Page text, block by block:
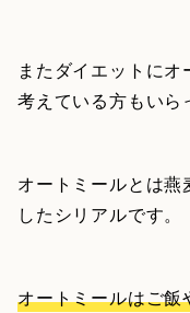
またダイエットに
考えている方もいら
オートミールとは
したシリアルです。
オートミールはご